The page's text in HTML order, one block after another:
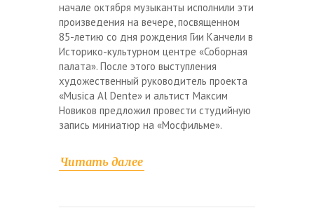
начале октября музыканты исполнили эти
произведения на вечере, посвященном
85-летию со дня рождения Гии Канчели в
Историко-культурном центре «Соборная
палата». После этого выступления
художественный руководитель проекта
«Musica Al Dente» и альтист Максим
Новиков предложил провести студийную
запись миниатюр на «Мосфильме».
Читать далее